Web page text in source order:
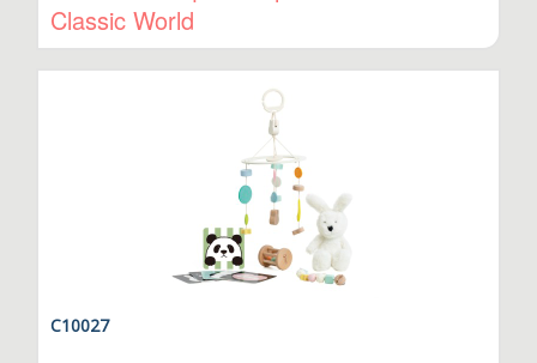
Classic World
C10027